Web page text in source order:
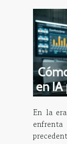
en IA
En la